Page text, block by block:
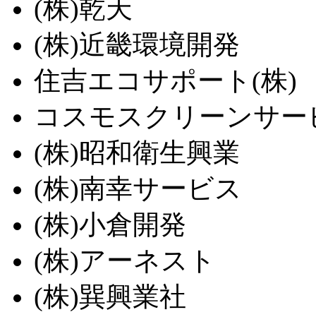
(株)乾天
(株)近畿環境開発
住吉エコサポート(株)
コスモスクリーンサ
(株)昭和衛生興業
(株)南幸サービス
(株)小倉開発
(株)アーネスト
(株)巽興業社